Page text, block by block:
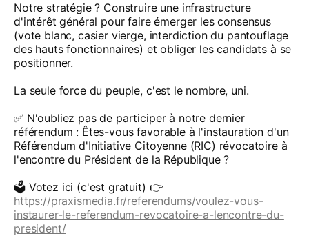
Notre stratégie ? Construire une infrastructure
d'intérêt général pour faire émerger les consensus
(vote blanc, casier vierge, interdiction du pantouflage
des hauts fonctionnaires) et obliger les candidats à se
positionner.
La seule force du peuple, c'est le nombre, uni.
✅ N'oubliez pas de participer à notre dernier
référendum : Êtes-vous favorable à l'instauration d'un
Référendum d'Initiative Citoyenne (RIC) révocatoire à
l'encontre du Président de la République ?
🗳️ Votez ici (c'est gratuit) 👉
https://praxismedia.fr/referendums/voulez-vous-
instaurer-le-referendum-revocatoire-a-lencontre-du-
president/